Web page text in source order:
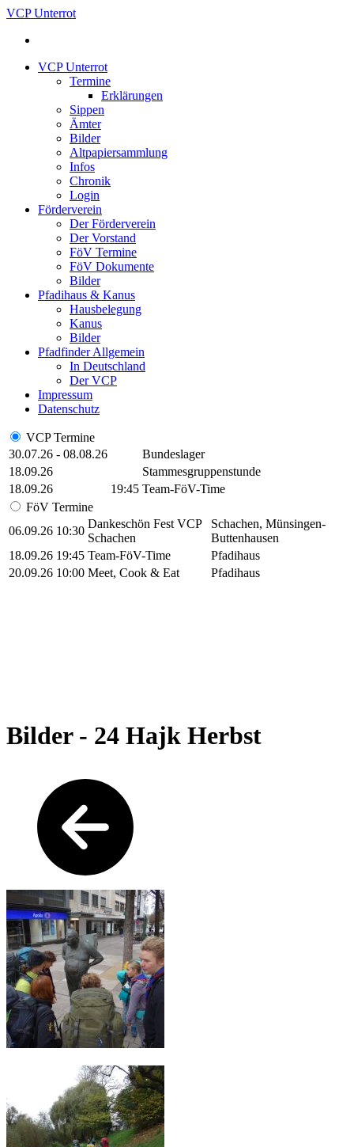
VCP Unterrot
VCP Unterrot
Termine
Erklärungen
Sippen
Ämter
Bilder
Altpapiersammlung
Infos
Chronik
Login
Förderverein
Der Förderverein
Der Vorstand
FöV Termine
FöV Dokumente
Bilder
Pfadihaus & Kanus
Hausbelegung
Kanus
Bilder
Pfadfinder Allgemein
In Deutschland
Der VCP
Impressum
Datenschutz
VCP Termine
30.07.26 - 08.08.26
Bundeslager
18.09.26
Stammesgruppenstunde
18.09.26
19:45 Team-FöV-Time
FöV Termine
06.09.26 10:30
Dankeschön Fest VCP
Schachen
Schachen, Münsingen-
Buttenhausen
18.09.26 19:45 Team-FöV-Time
Pfadihaus
20.09.26 10:00 Meet, Cook & Eat Pfadihaus
Bilder - 24 Hajk Herbst